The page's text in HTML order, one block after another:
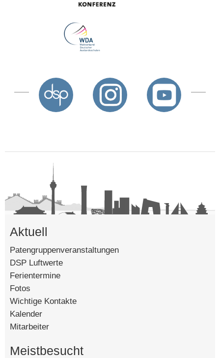
Aktuell
Patengruppenveranstaltungen
DSP Luftwerte
Ferientermine
Fotos
Wichtige Kontakte
Kalender
Mitarbeiter
Meistbesucht